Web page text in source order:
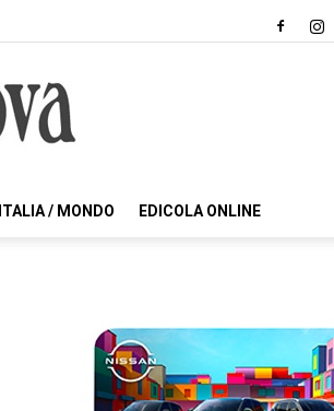
ITALIA / MONDO EDICOLA ONLINE